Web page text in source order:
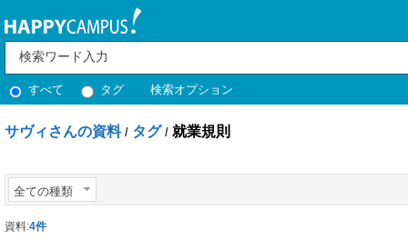
すべて タグ 検索オプション
サヴィさんの資料 / タグ / 就業規則
全ての種類
資料:4件